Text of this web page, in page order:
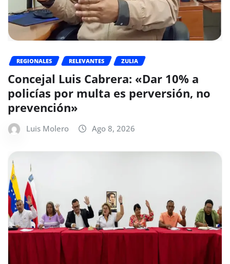
REGIONALES RELEVANTES ZULIA
Concejal Luis Cabrera: «Dar 10% a
policías por multa es perversión, no
prevención»
Luis Molero Ago 8, 2026